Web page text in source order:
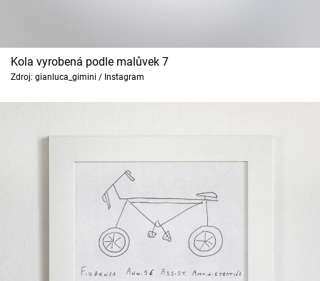
Kola vyrobená podle malůvek 7
Zdroj: gianluca_gimini / Instagram